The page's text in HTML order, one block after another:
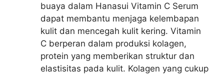
buaya dalam Hanasui Vitamin C Serum
dapat membantu menjaga kelembapan
kulit dan mencegah kulit kering. Vitamin
C berperan dalam produksi kolagen,
protein yang memberikan struktur dan
elastisitas pada kulit. Kolagen yang cukup